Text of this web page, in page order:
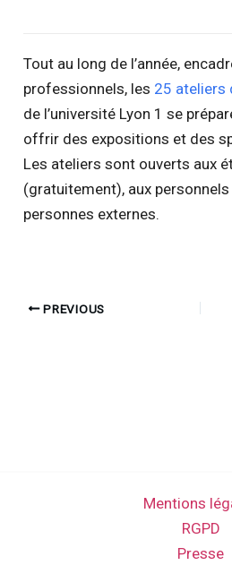
Tout au long de l’année,
professionnels, les 25 ateliers
de l’université Lyon 1 se
offrir des expositions et des
Les ateliers sont ouverts aux
(gratuitement), aux personnels
personnes externes.
PREVIOUS
Mentions
RGPD
Presse